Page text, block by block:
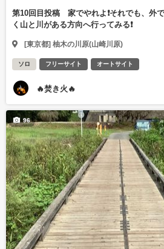
第10回目投稿 家でやれよ❗️それでも、外
く山と川がある方向へ行ってみる❗️
[東京都] 柚木の川原(山崎川原)
ソロ フリーサイト オートサイト
🔥焚き火🔥
96